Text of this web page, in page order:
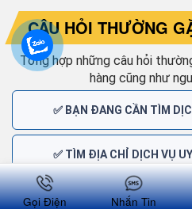
CÂU HỎI THƯỜNG
Tổng hợp những câu hỏi
hàng cũng như
✅ BẠN ĐANG CẦN TÌM
✅ TÌM ĐỊA CHỈ DỊCH VỤ
✅ TẠI SAO KHÁCH HÀNG
Gọi Điện Nhắn Tin